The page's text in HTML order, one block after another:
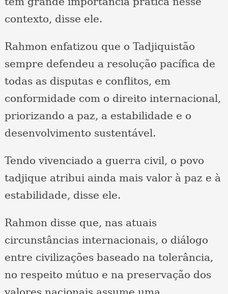
contexto, disse ele.
Rahmon enfatizou que o Tadjiquistão
sempre defendeu a resolução pacífica de
todas as disputas e conflitos, em
conformidade com o direito internacional,
priorizando a paz, a estabilidade e o
desenvolvimento sustentável.
Tendo vivenciado a guerra civil, o povo
tadjique atribui ainda mais valor à paz e à
estabilidade, disse ele.
Rahmon disse que, nas atuais
circunstâncias internacionais, o diálogo
entre civilizações baseado na tolerância,
no respeito mútuo e na preservação dos